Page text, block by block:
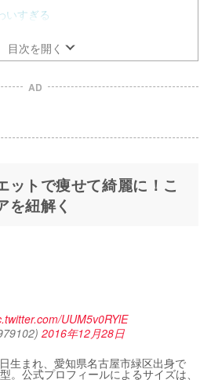
いすぎる
目次を開く
AD
ットで痩せて綺麗に！こ
を紐解く
UUM5v0RYlE
2016年12月28日
生まれ、愛知県名古屋市緑区出身で
。公式プロフィールによるサイズは、